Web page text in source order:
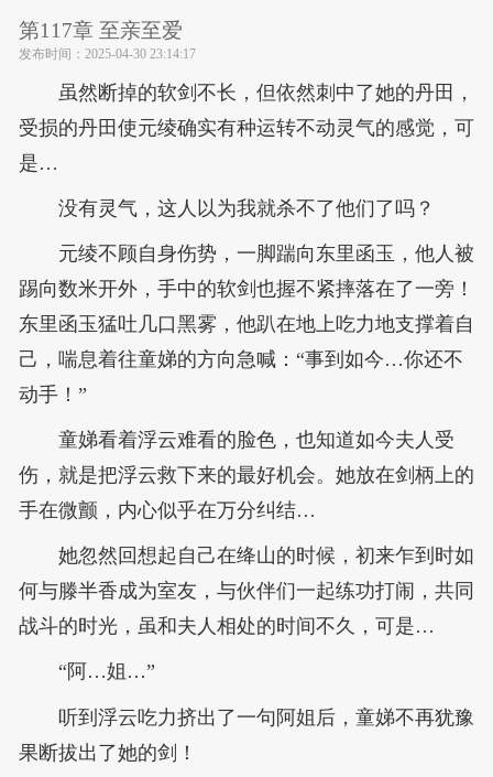
第117章 至亲至爱
发布时间： 2025-04-30 23:14:17
虽然断掉的软剑不长，但依然刺中了她的丹田，
受损的丹田使元绫确实有种运转不动灵气的感觉，可
是…
没有灵气，这人以为我就杀不了他们了吗？
元绫不顾自身伤势，一脚踹向东里函玉，他人被
踢向数米开外，手中的软剑也握不紧摔落在了一旁！
东里函玉猛吐几口黑雾，他趴在地上吃力地支撑着自
己，喘息着往童娣的方向急喊：“事到如今…你还不
动手！”
童娣看着浮云难看的脸色，也知道如今夫人受
伤，就是把浮云救下来的最好机会。她放在剑柄上的
手在微颤，内心似乎在万分纠结…
她忽然回想起自己在绛山的时候，初来乍到时如
何与滕半香成为室友，与伙伴们一起练功打闹，共同
战斗的时光，虽和夫人相处的时间不久，可是…
“阿…姐…”
听到浮云吃力挤出了一句阿姐后，童娣不再犹豫
果断拔出了她的剑！